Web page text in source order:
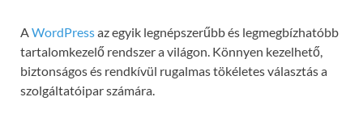
AWordPressaz egyik legnépszerűbb és legmegbízhatóbb
tartalomkezelő rendszer a világon. Könnyen kezelhető,
biztonságos és rendkívül rugalmas tökéletes választás a
szolgáltatóipar számára.